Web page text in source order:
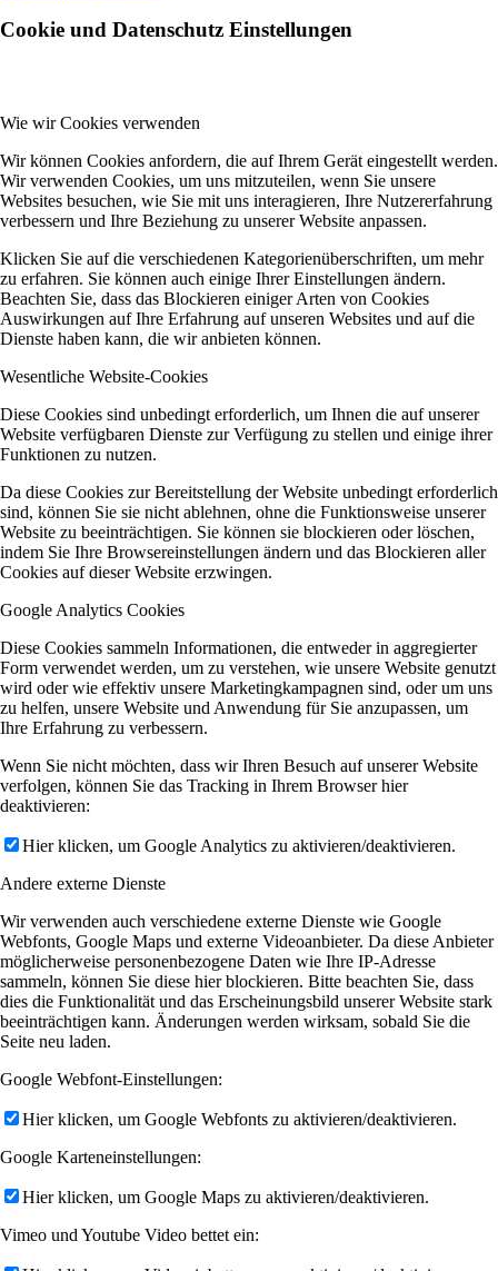
Cookie und Datenschutz Einstellungen
Wie wir Cookies verwenden
Wir können Cookies anfordern, die auf Ihrem Gerät eingestellt werden.
Wir verwenden Cookies, um uns mitzuteilen, wenn Sie unsere
Websites besuchen, wie Sie mit uns interagieren, Ihre Nutzererfahrung
verbessern und Ihre Beziehung zu unserer Website anpassen.
Klicken Sie auf die verschiedenen Kategorienüberschriften, um mehr
zu erfahren. Sie können auch einige Ihrer Einstellungen ändern.
Beachten Sie, dass das Blockieren einiger Arten von Cookies
Auswirkungen auf Ihre Erfahrung auf unseren Websites und auf die
Dienste haben kann, die wir anbieten können.
Wesentliche Website-Cookies
Diese Cookies sind unbedingt erforderlich, um Ihnen die auf unserer
Website verfügbaren Dienste zur Verfügung zu stellen und einige ihrer
Funktionen zu nutzen.
Da diese Cookies zur Bereitstellung der Website unbedingt erforderlich
sind, können Sie sie nicht ablehnen, ohne die Funktionsweise unserer
Website zu beeinträchtigen. Sie können sie blockieren oder löschen,
indem Sie Ihre Browsereinstellungen ändern und das Blockieren aller
Cookies auf dieser Website erzwingen.
Google Analytics Cookies
Diese Cookies sammeln Informationen, die entweder in aggregierter
Form verwendet werden, um zu verstehen, wie unsere Website genutzt
wird oder wie effektiv unsere Marketingkampagnen sind, oder um uns
zu helfen, unsere Website und Anwendung für Sie anzupassen, um
Ihre Erfahrung zu verbessern.
Wenn Sie nicht möchten, dass wir Ihren Besuch auf unserer Website
verfolgen, können Sie das Tracking in Ihrem Browser hier
deaktivieren:
Hier klicken, um Google Analytics zu aktivieren/deaktivieren.
Andere externe Dienste
Wir verwenden auch verschiedene externe Dienste wie Google
Webfonts, Google Maps und externe Videoanbieter. Da diese Anbieter
möglicherweise personenbezogene Daten wie Ihre IP-Adresse
sammeln, können Sie diese hier blockieren. Bitte beachten Sie, dass
dies die Funktionalität und das Erscheinungsbild unserer Website stark
beeinträchtigen kann. Änderungen werden wirksam, sobald Sie die
Seite neu laden.
Google Webfont-Einstellungen:
Hier klicken, um Google Webfonts zu aktivieren/deaktivieren.
Google Karteneinstellungen:
Hier klicken, um Google Maps zu aktivieren/deaktivieren.
Vimeo und Youtube Video bettet ein: